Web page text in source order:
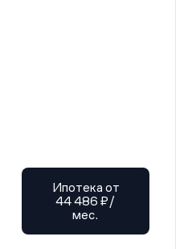
Ипотека от
44 486 ₽/
мес.